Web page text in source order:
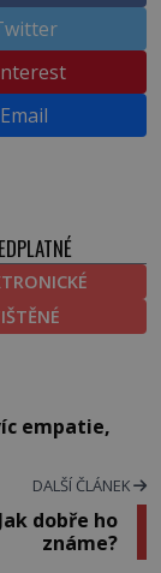
Email
empatie,
DALŠÍ ČLÁNEK
dobře ho
známe?